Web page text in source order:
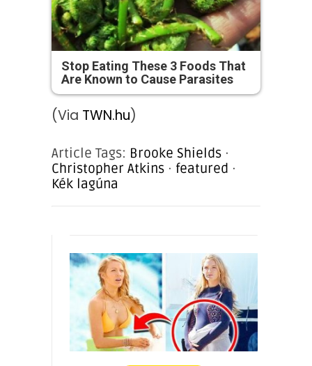
Stop Eating These 3 Foods That
Are Known to Cause Parasites
(Via TWN.hu)
Article Tags: Brooke Shields ·
Christopher Atkins · featured ·
Kék lagúna